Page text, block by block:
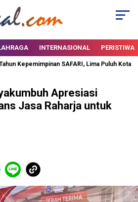
INTERNASIONAL PERISTIWA
Kepemimpinan SAFARI, Lima Puluh Kota
Apresiasi
Jasa Raharja untuk